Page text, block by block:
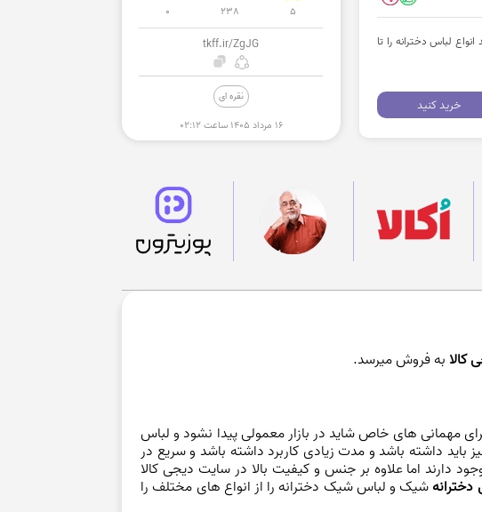
0 238 5
tkff.ir/ZgJG
نقره ای
۱۶ مرداد ۱۴۰۵ ساعت ۰۲:۱۲
لباس دخترانه را تا
خرید کنید
کالا به فروش میرسد.
مهمانی های خاص شاید در بازار معمولی پیدا نشود و لباس
باید داشته باشد و مدت زیادی کاربرد داشته باشد و سریع در
دارند اما علاوه بر جنس و کیفیت بالا در سایت دیجی کالا
شیک و لباس شیک دخترانه را از انواع های مختلف را